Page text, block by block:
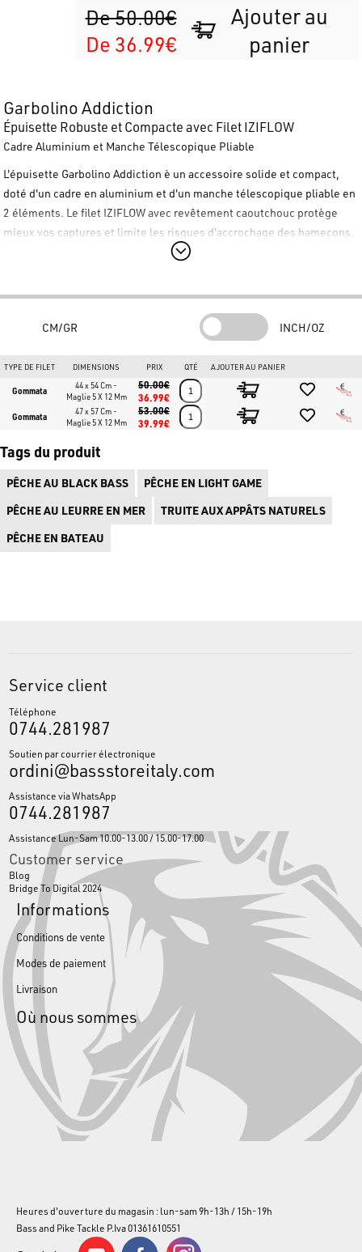
De 50.00€
De 36.99€
Ajouter au
panier
Garbolino Addiction
Épuisette Robuste et Compacte avec Filet IZIFLOW
Cadre Aluminium et Manche Télescopique Pliable
L'épuisette Garbolino Addiction è un accessoire solide et compact,
doté d'un cadre en aluminium et d'un manche télescopique pliable en
2 éléments. Lefilet IZIFLOW avec revêtement caoutchouc protège
mieux vos captures et limite les risques d'accrochage des hameçons.
bordure du filet pour une longévité accrue.
transport aisé.
Filet IZIFLOW :Maille caoutchoutée respectueuse du poisson et
anti-accroche.
Spécifications :
www.bassstoreitaly.com, le plus grand magasin de pêche au spinning
en mer d'Europe !
CM/GR INCH/OZ
TYPE DE FILET DIMENSIONS PRIX QTÉ AJOUTER AU PANIER
Gommata
44 x 54 Cm -
Maglie 5 X 12 Mm
50.00€
36.99€
Gommata
47 x 57 Cm -
Maglie 5 X 12 Mm
53.00€
39.99€
Tags du produit
PÊCHE AU BLACK BASS
PÊCHE EN LIGHT GAME
PÊCHE AU LEURRE EN MER
TRUITE AUX APPÂTS NATURELS
PÊCHE EN BATEAU
Service client
Téléphone
0744.281987
Soutien par courrier électronique
ordini@bassstoreitaly.com
Assistance via WhatsApp
0744.281987
Assistance Lun-Sam 10.00-13.00 / 15.00-17.00
Customer service
Blog
Bridge To Digital 2024
Informations
Conditions de vente
Modes de paiement
Livraison
Où nous sommes
Heures d'ouverture du magasin : lun-sam 9h-13h / 15h-19h
Bass and Pike Tackle P.Iva 01361610551